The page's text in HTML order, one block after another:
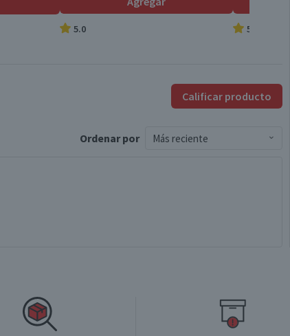
5.0 5.0
Calificar producto
Ordenar por Más reciente